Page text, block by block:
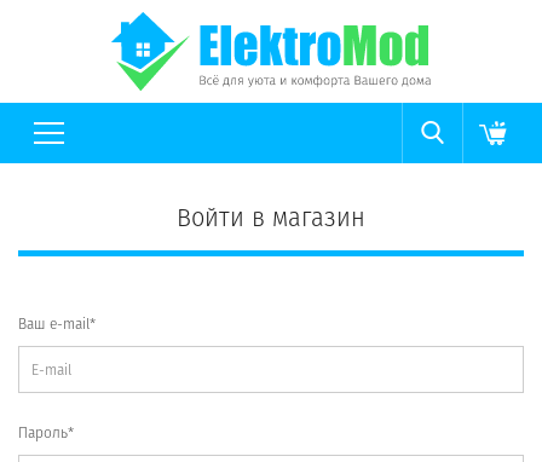
Войти в магазин
Ваш e-mail*
Пароль*